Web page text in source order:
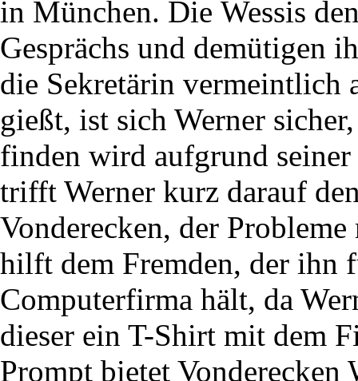
in München. Die Wessis
Gesprächs und demütigen
die Sekretärin vermeintlich
gießt, ist sich Werner
finden wird aufgrund
trifft Werner kurz darauf
Vonderecken, der
hilft dem Fremden, der ihn
Computerfirma hält, da
dieser ein T-Shirt mit dem
Prompt bietet Vonderecken